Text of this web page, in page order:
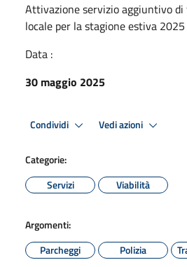
Attivazione servizio aggiuntivo
locale per la stagione estiva 2025
Data :
30 maggio 2025
Condividi Vedi azioni
Categorie:
Servizi
Viabilità
Argomenti:
Parcheggi
Polizia